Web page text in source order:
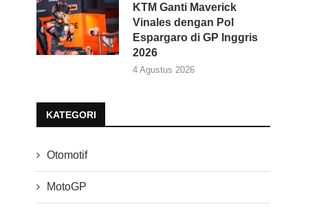
KTM Ganti Maverick
Vinales dengan Pol
Espargaro di GP Inggris
2026
4 Agustus 2026
KATEGORI
Otomotif
MotoGP